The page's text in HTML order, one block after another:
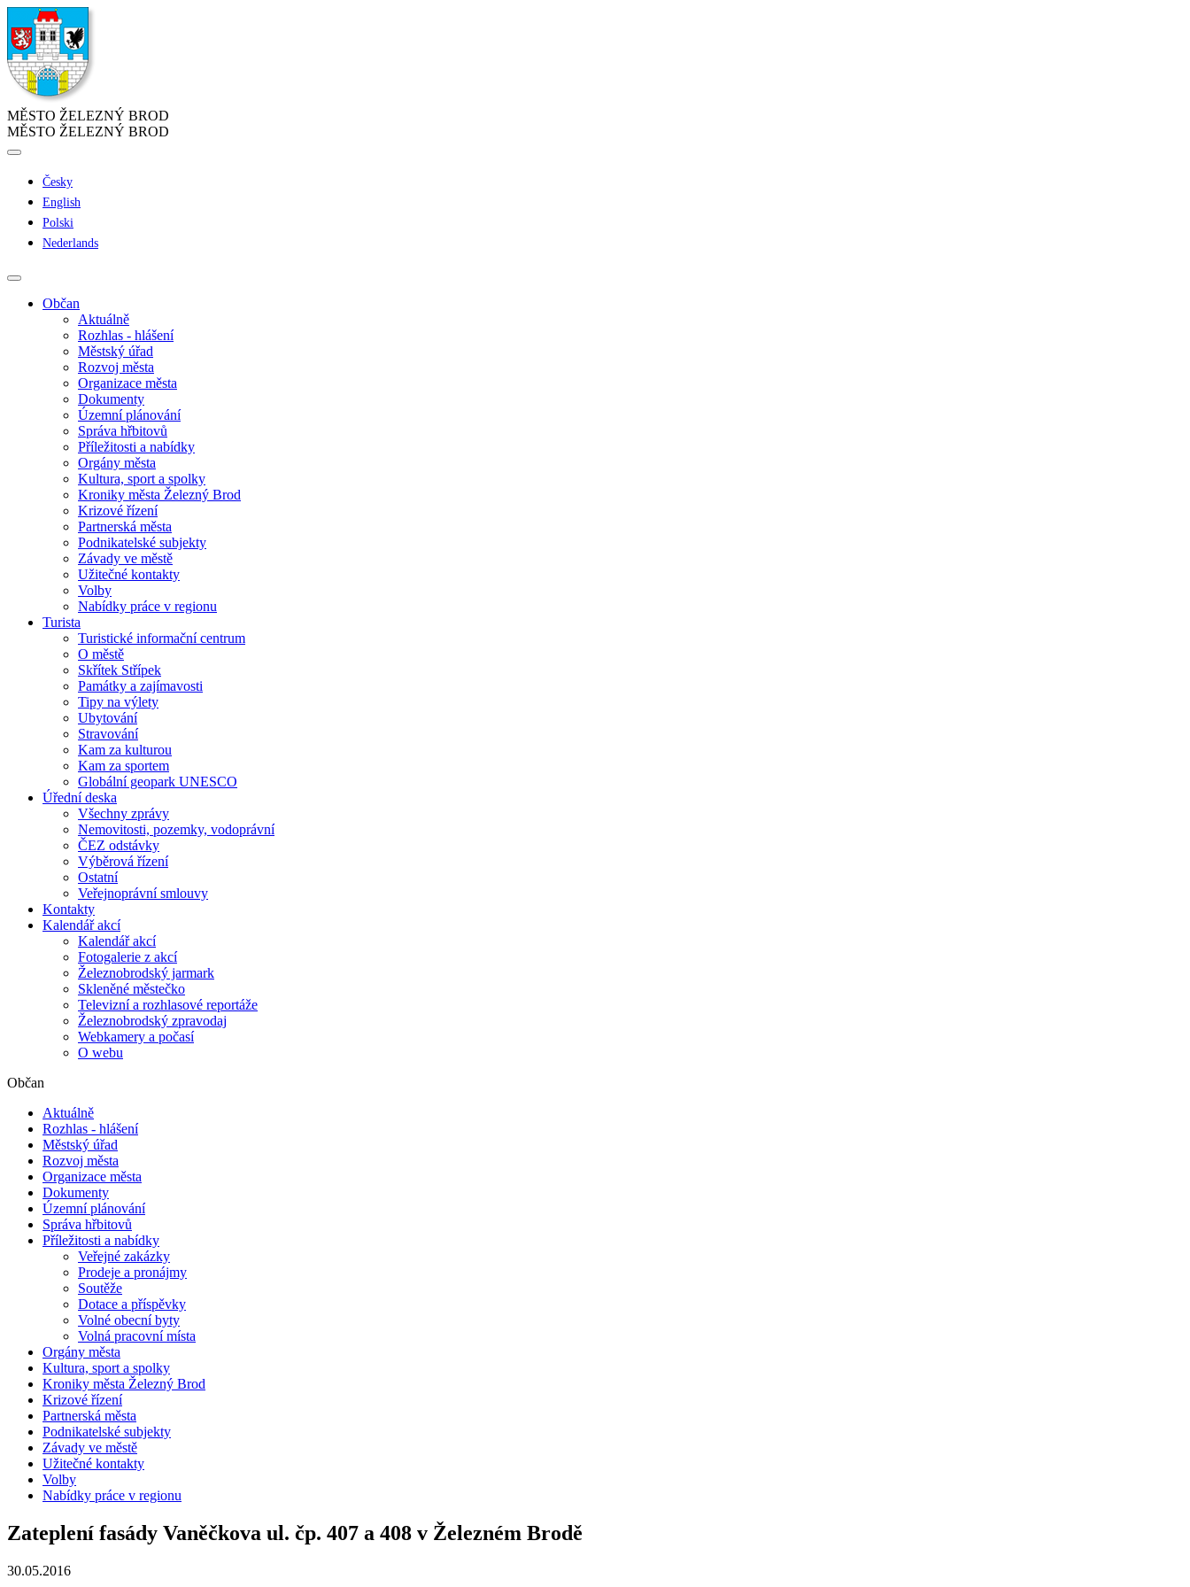
MĚSTO ŽELEZNÝ BROD
MĚSTO ŽELEZNÝ BROD
Česky
English
Polski
Nederlands
Občan
Aktuálně
Rozhlas - hlášení
Městský úřad
Rozvoj města
Organizace města
Dokumenty
Územní plánování
Správa hřbitovů
Příležitosti a nabídky
Orgány města
Kultura, sport a spolky
Kroniky města Železný Brod
Krizové řízení
Partnerská města
Podnikatelské subjekty
Závady ve městě
Užitečné kontakty
Volby
Nabídky práce v regionu
Turista
Turistické informační centrum
O městě
Skřítek Střípek
Památky a zajímavosti
Tipy na výlety
Ubytování
Stravování
Kam za kulturou
Kam za sportem
Globální geopark UNESCO
Úřední deska
Všechny zprávy
Nemovitosti, pozemky, vodoprávní
ČEZ odstávky
Výběrová řízení
Ostatní
Veřejnoprávní smlouvy
Kontakty
Kalendář akcí
Kalendář akcí
Fotogalerie z akcí
Železnobrodský jarmark
Skleněné městečko
Televizní a rozhlasové reportáže
Železnobrodský zpravodaj
Webkamery a počasí
O webu
Občan
Aktuálně
Rozhlas - hlášení
Městský úřad
Rozvoj města
Organizace města
Dokumenty
Územní plánování
Správa hřbitovů
Příležitosti a nabídky
Veřejné zakázky
Prodeje a pronájmy
Soutěže
Dotace a příspěvky
Volné obecní byty
Volná pracovní místa
Orgány města
Kultura, sport a spolky
Kroniky města Železný Brod
Krizové řízení
Partnerská města
Podnikatelské subjekty
Závady ve městě
Užitečné kontakty
Volby
Nabídky práce v regionu
Zateplení fasády Vaněčkova ul. čp. 407 a 408 v Železném Brodě
30.05.2016